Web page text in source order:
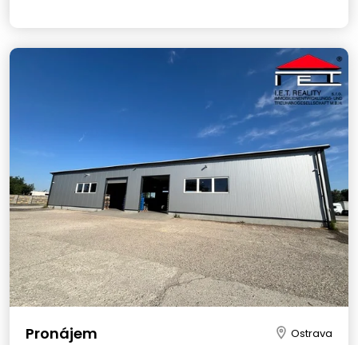
Pronájem Ostrava